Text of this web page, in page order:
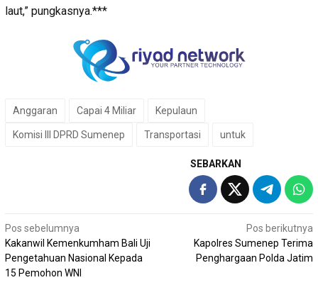
laut,” pungkasnya.***
Anggaran Capai 4 Miliar Kepulaun
Komisi III DPRD Sumenep Transportasi untuk
SEBARKAN
Navigasi
pos
Pos sebelumnya
Kakanwil Kemenkumham Bali Uji
Pengetahuan Nasional Kepada
15 Pemohon WNI
Pos berikutnya
Kapolres Sumenep Terima
Penghargaan Polda Jatim